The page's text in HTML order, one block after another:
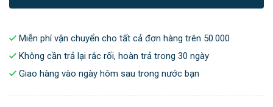
Miễn phí vận chuyển cho tất cả đơn hàng trên 50.000
Không cần trả lại rắc rối, hoàn trả trong 30 ngày
Giao hàng vào ngày hôm sau trong nước bạn